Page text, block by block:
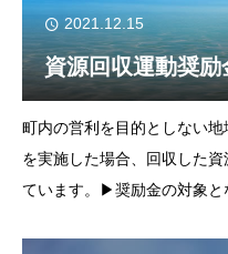
2021.12.15
資源回収運動奨
町内の営利を目的としない
を実施した場合、回収した
ています。▶奨励金の対象と